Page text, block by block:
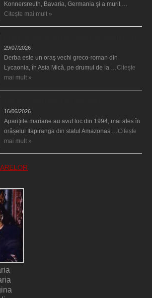
Konnersreuth, Bavaria, Germania şi a murit …
Citește mai mult »
29/07/2026
Derba este un oraş vechi greco-roman din
Lycaonia, în Asia Mică, pe drumul de la …Citește
mai mult »
16/06/2026
Aparițiile mariane au avut loc din 1994, mai ales în
orășelul Itapiranga din statul Amazonas …Citește
mai mult »